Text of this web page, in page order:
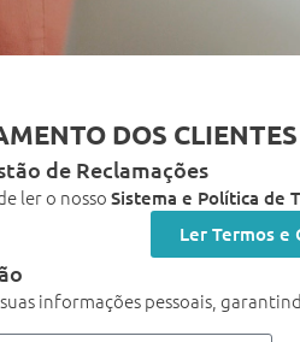
DOS
de Reclamações
ler o nossoSistema e Política de
Ler Termos e
informações pessoais,